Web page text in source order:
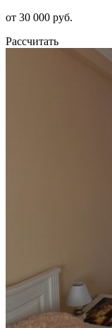
от 30 000 руб.
Рассчитать